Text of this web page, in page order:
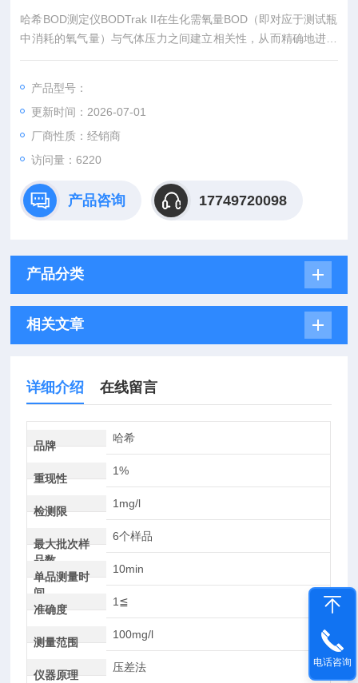
哈希BOD测定仪BODTrak II在生化需氧量BOD（即对应于测试瓶
中消耗的氧气量）与气体压力之间建立相关性，从而精确地进行
BOD 测定，测试结果在屏幕上以图形显示，BOD <值将以mg/L
产品型号：
更新时间：2026-07-01
厂商性质：经销商
访问量：6220
产品咨询 17749720098
产品分类
相关文章
详细介绍 在线留言
品牌
哈希
重现性
1%
检测限
1mg/l
最大批次样
品数
6个样品
单品测量时
间
10min
准确度
1≦
测量范围
100mg/l
仪器原理
压差法 电话咨询